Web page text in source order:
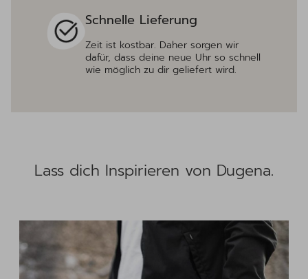
Schnelle Lieferung
Zeit ist kostbar. Daher sorgen wir
dafür, dass deine neue Uhr so schnell
wie möglich zu dir geliefert wird.
Lass dich Inspirieren von Dugena.